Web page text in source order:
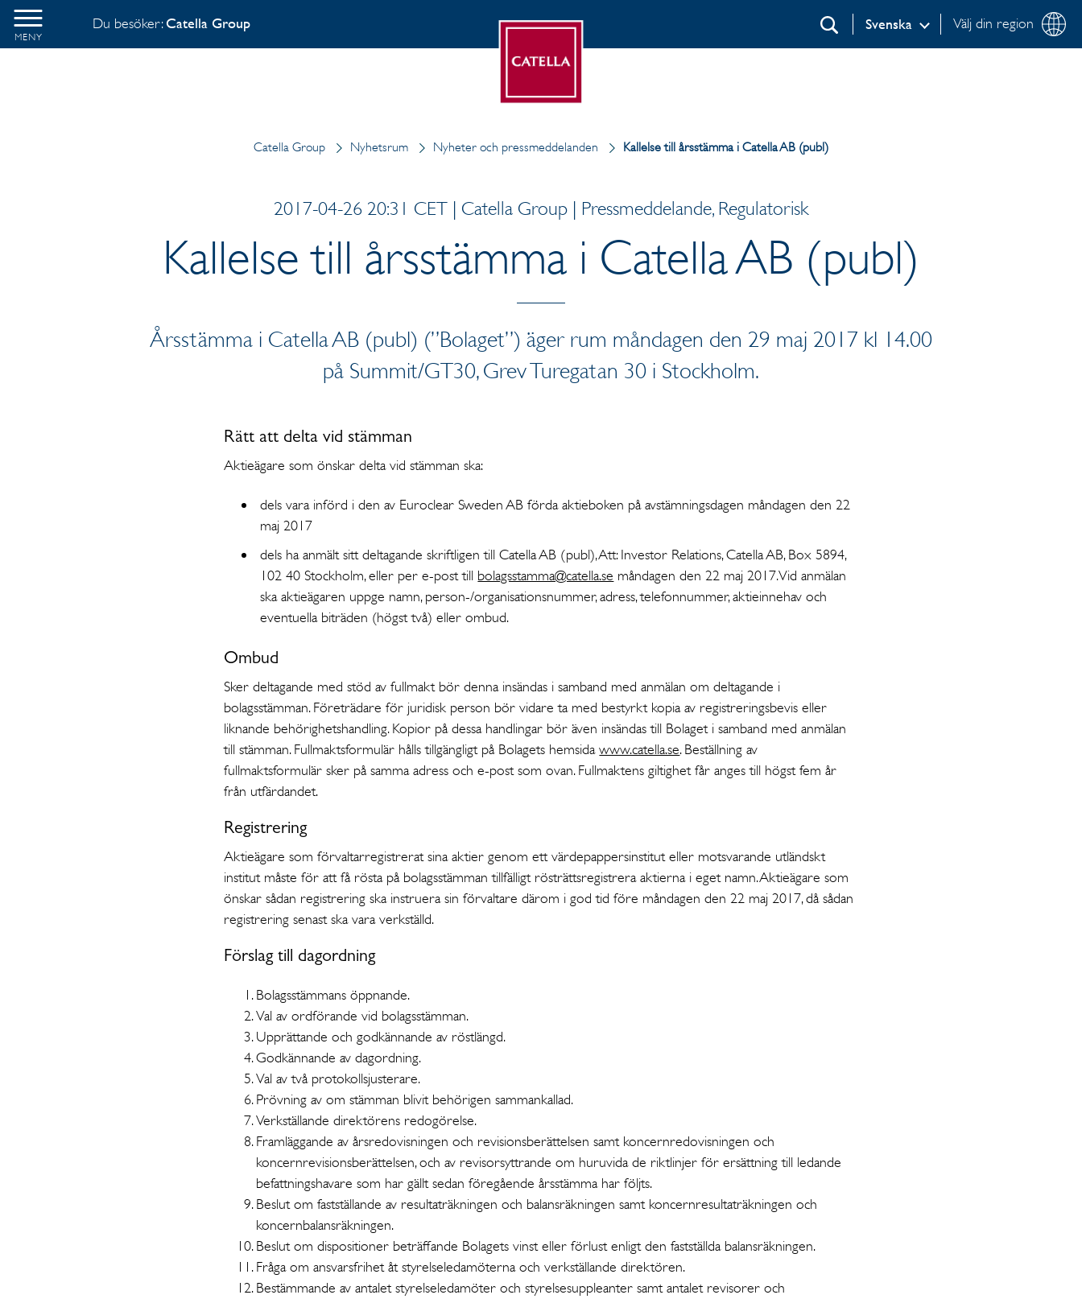
MENY
Du besöker:Catella Group Välj din region
Svenska
Sök
Catella Group Nyhetsrum Nyheter och pressmeddelanden Kallelse till årsstämma i Catella AB (publ)
2017-04-26 20:31 CET | Catella Group | Pressmeddelande, Regulatorisk
Kallelse till årsstämma i Catella AB (publ)
Årsstämma i Catella AB (publ) (”Bolaget”) äger rum måndagen den 29 maj 2017 kl 14.00
på Summit/GT30, Grev Turegatan 30 i Stockholm.
Rätt att delta vid stämman
Aktieägare som önskar delta vid stämman ska:
dels vara införd i den av Euroclear Sweden AB förda aktieboken på avstämningsdagen måndagen den 22
maj 2017
dels ha anmält sitt deltagande skriftligen till Catella AB (publ), Att: Investor Relations, Catella AB, Box 5894,
102 40 Stockholm, eller per e-post till bolagsstamma@catella.se måndagen den 22 maj 2017. Vid anmälan
ska aktieägaren uppge namn, person-/organisationsnummer, adress, telefonnummer, aktieinnehav och
eventuella biträden (högst två) eller ombud.
Ombud
Sker deltagande med stöd av fullmakt bör denna insändas i samband med anmälan om deltagande i
bolagsstämman. Företrädare för juridisk person bör vidare ta med bestyrkt kopia av registreringsbevis eller
liknande behörighetshandling. Kopior på dessa handlingar bör även insändas till Bolaget i samband med anmälan
till stämman. Fullmaktsformulär hålls tillgängligt på Bolagets hemsidawww.catella.se. Beställning av
fullmaktsformulär sker på samma adress och e-post som ovan. Fullmaktens giltighet får anges till högst fem år
från utfärdandet.
Registrering
Aktieägare som förvaltarregistrerat sina aktier genom ett värdepappersinstitut eller motsvarande utländskt
institut måste för att få rösta på bolagsstämman tillfälligt rösträttsregistrera aktierna i eget namn. Aktieägare som
önskar sådan registrering ska instruera sin förvaltare därom i god tid före måndagen den 22 maj 2017, då sådan
registrering senast ska vara verkställd.
Förslag till dagordning
Bolagsstämmans öppnande.
Val av ordförande vid bolagsstämman.
Upprättande och godkännande av röstlängd.
Godkännande av dagordning.
Val av två protokollsjusterare.
Prövning av om stämman blivit behörigen sammankallad.
Verkställande direktörens redogörelse.
Framläggande av årsredovisningen och revisionsberättelsen samt koncernredovisningen och
koncernrevisionsberättelsen, och av revisorsyttrande om huruvida de riktlinjer för ersättning till ledande
befattningshavare som har gällt sedan föregående årsstämma har följts.
Beslut om fastställande av resultaträkningen och balansräkningen samt koncernresultaträkningen och
koncernbalansräkningen.
Beslut om dispositioner beträffande Bolagets vinst eller förlust enligt den fastställda balansräkningen.
Fråga om ansvarsfrihet åt styrelseledamöterna och verkställande direktören.
Bestämmande av antalet styrelseledamöter och styrelsesuppleanter samt antalet revisorer och